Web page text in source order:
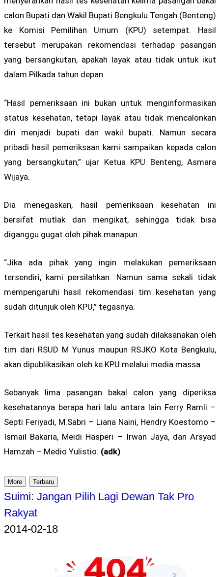
calon Bupati dan Wakil Bupati Bengkulu Tengah (Benteng)
ke Komisi Pemilihan Umum (KPU) setempat. Hasil
tersebut merupakan rekomendasi terhadap pasangan
yang bersangkutan, apakah layak atau tidak untuk ikut
dalam Pilkada tahun depan.
“Hasil pemeriksaan ini bukan untuk menginformasikan
status kesehatan, tetapi layak atau tidak mencalonkan
diri menjadi bupati dan wakil bupati. Namun secara
pribadi hasil pemeriksaan kami sampaikan kepada calon
yang bersangkutan,” ujar Ketua KPU Benteng, Asmara
Wijaya.
Dia menegaskan, hasil pemeriksaan kesehatan ini
bersifat mutlak dan mengikat, sehingga tidak bisa
diganggu gugat oleh pihak manapun.
“Jika ada pihak yang ingin melakukan pemeriksaan
tersendiri, kami persilahkan. Namun sama sekali tidak
mempengaruhi hasil rekomendasi tim kesehatan yang
sudah ditunjuk oleh KPU,” tegasnya.
Terkait hasil tes kesehatan yang sudah dilaksanakan oleh
tim dari RSUD M Yunus maupun RSJKO Kota Bengkulu,
akan dipublikasikan oleh ke KPU melalui media massa.
Sebanyak lima pasangan bakal calon yang diperiksa
kesehatannya berapa hari lalu antara lain Ferry Ramli –
Septi Feriyadi, M.Sabri – Liana Naini, Hendry Koestomo –
Ismail Bakaria, Meidi Hasperi – Irwan Jaya, dan Arsyad
Hamzah – Medio Yulistio. (adk)
More Terbaru
Suimi: Jangan Pilih Lagi Dewan Tak Pro
Rakyat
2014-02-18